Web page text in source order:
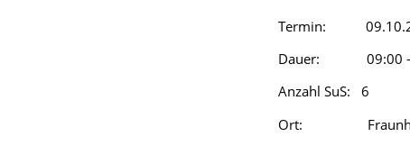
Termin:
Dauer: 09:00 -
Anzahl SuS: 6
Ort: Fraunhofer